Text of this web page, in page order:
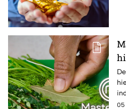
05